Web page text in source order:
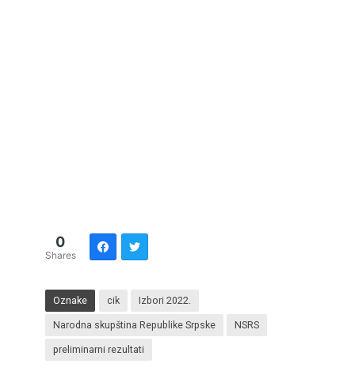
0
Shares
Oznake cik Izbori 2022.
Narodna skupština Republike Srpske NSRS
preliminarni rezultati